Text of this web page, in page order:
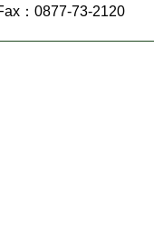
：0877-73-2120